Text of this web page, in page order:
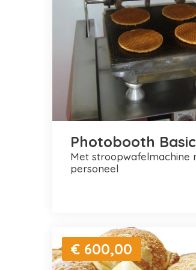
Photobooth Basic
met stroopwafelmachine met
personeel
€ 600,00